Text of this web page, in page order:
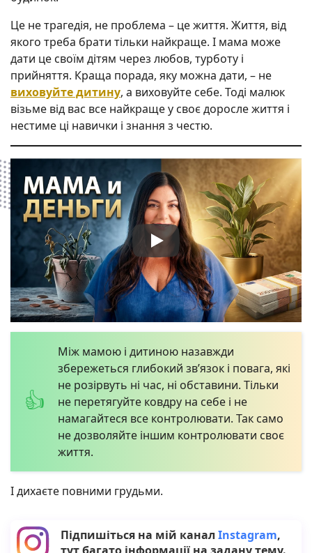
Це не трагедія, не проблема – це життя. Життя, від
якого треба брати тільки найкраще. І мама може
дати це своїм дітям через любов, турботу і
прийняття. Краща порада, яку можна дати, – не
виховуйте дитину, а виховуйте себе. Тоді малюк
візьме від вас все найкраще у своє доросле життя і
нестиме ці навички і знання з честю.
Між мамою і дитиною назавжди
збережеться глибокий зв’язок і повага, які
не розірвуть ні час, ні обставини. Тільки
не перетягуйте ковдру на себе і не
намагайтеся все контролювати. Так само
не дозволяйте іншим контролювати своє
життя.
І дихаєте повними грудьми.
Підпишіться на мій канал Instagram,